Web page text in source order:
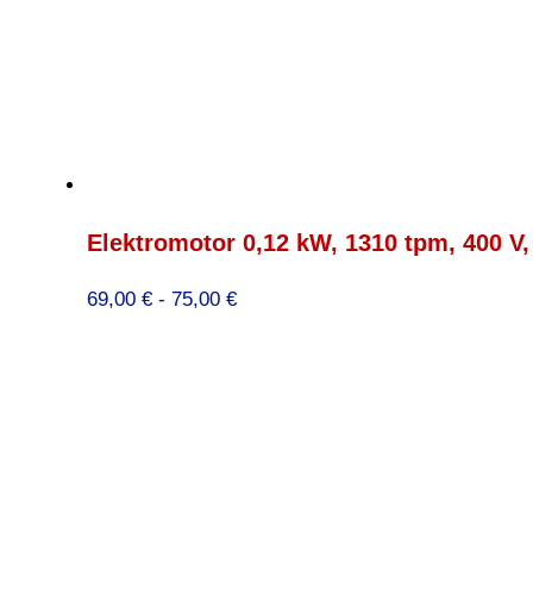
Elektromotor 0,12 kW, 1310 tpm, 400
69,00 € - 75,00 €Prijsklasse: